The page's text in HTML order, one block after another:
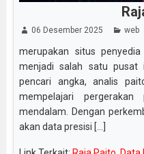
06 Desember 2025 web
merupakan situs
menjadi salah satu pusat
pencari angka, analis
mempelajari
mendalam. Dengan
akan data presisi [...]